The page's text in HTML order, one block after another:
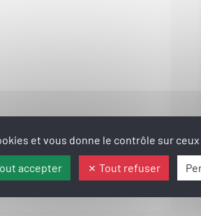
et vous donne le contrôle sur
accepter Tout refuser